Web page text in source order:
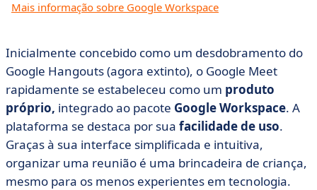
Mais informação sobre Google Workspace
Inicialmente concebido como um desdobramento do
Google Hangouts (agora extinto), o Google Meet
rapidamente se estabeleceu como um produto
próprio, integrado ao pacote Google Workspace. A
plataforma se destaca por sua facilidade de uso.
Graças à sua interface simplificada e intuitiva,
organizar uma reunião é uma brincadeira de criança,
mesmo para os menos experientes em tecnologia.